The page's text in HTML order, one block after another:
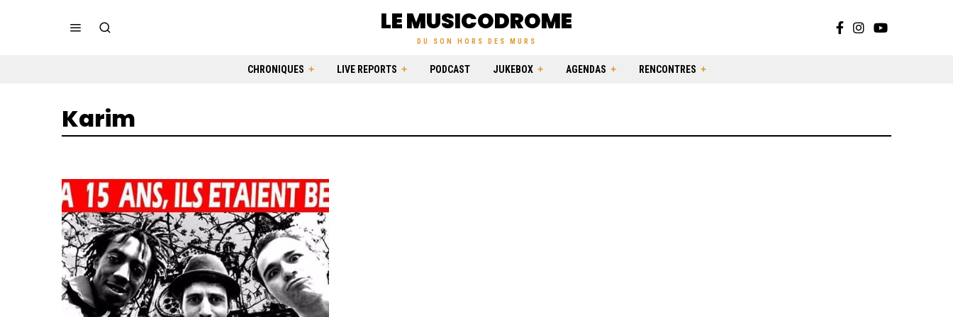
LE MUSICODROME
DU SON HORS DES MURS
CHRONIQUES LIVE REPORTS PODCAST JUKEBOX AGENDAS RENCONTRES
Karim